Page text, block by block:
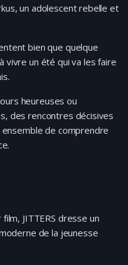
un adolescent rebelle et
bien que quelque
vivre un été qui va les faire
heureuses ou
des rencontres décisives
de comprendre
JITTERS dresse un
de la jeunesse